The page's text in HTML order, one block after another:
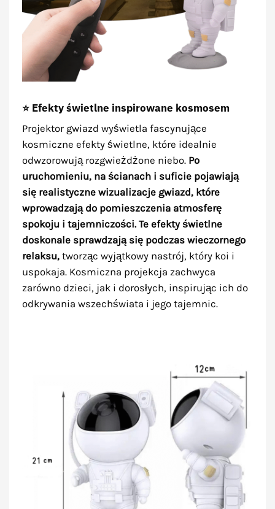
⭐ Efekty świetlne inspirowane kosmosem
Projektor gwiazd wyświetla fascynujące
kosmiczne efekty świetlne, które idealnie
odwzorowują rozgwieżdżone niebo. Po
uruchomieniu, na ścianach i suficie pojawiają
się realistyczne wizualizacje gwiazd, które
wprowadzają do pomieszczenia atmosferę
spokoju i tajemniczości. Te efekty świetlne
doskonale sprawdzają się podczas wieczornego
relaksu,tworząc wyjątkowy nastrój, który koi i
uspokaja. Kosmiczna projekcja zachwyca
zarówno dzieci, jak i dorosłych, inspirując ich do
odkrywania wszechświata i jego tajemnic.